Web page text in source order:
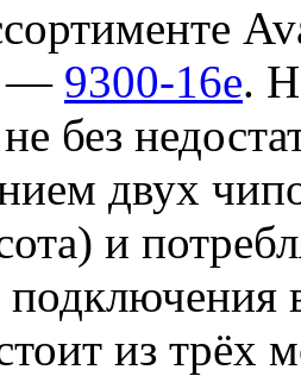
— 9300-16e.
без
двух
и
из трёх